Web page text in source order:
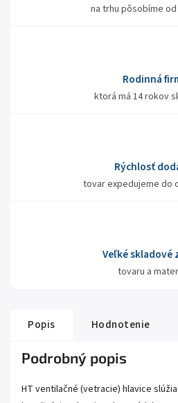
na trhu pôsobíme
Rodinná
ktorá má 14 rokov
Rýchlosť
tovar expedujeme do
Veľké skladové
tovaru a
Popis Hodnotenie
Podrobný popis
HT ventilačné (vetracie) hlavice